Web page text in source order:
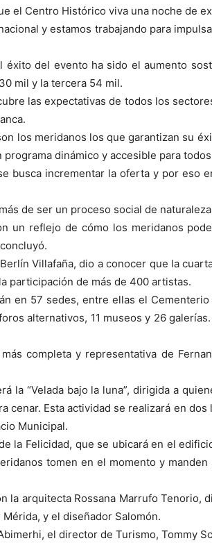
el Centro Histórico viva una noche de
y estamos trabajando para
éxito del evento ha sido el aumento
mil y la tercera 54 mil.
las expectativas de todos los
los meridanos los que garantizan su
dinámico y accesible para
busca incrementar la oferta y por eso
de ser un proceso social de
un reflejo de cómo los meridanos
Villafaña, dio a conocer que la
participación de más de 400 artistas.
en 57 sedes, entre ellas el
alternativos, 11 museos y 26
completa y representativa de
la “Velada bajo la luna”, dirigida a
cenar. Esta actividad se realizará en
Municipal.
la Felicidad, que se ubicará en el
tomen en el momento y
la arquitecta Rossana Marrufo
y el diseñador Salomón.
el director de Turismo, Tommy